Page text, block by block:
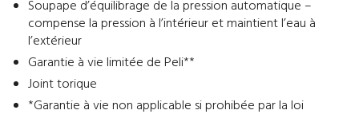
Soupape d’équilibrage de la pression automatique –
compense la pression à l’intérieur et maintient l’eau à
l’extérieur
Garantie à vie limitée de Peli**
Joint torique
*Garantie à vie non applicable si prohibée par la loi